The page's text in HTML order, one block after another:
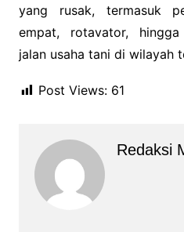
yang rusak, termasuk
empat, rotavator,
jalan usaha tani di wilayah
Post Views: 61
Redaksi